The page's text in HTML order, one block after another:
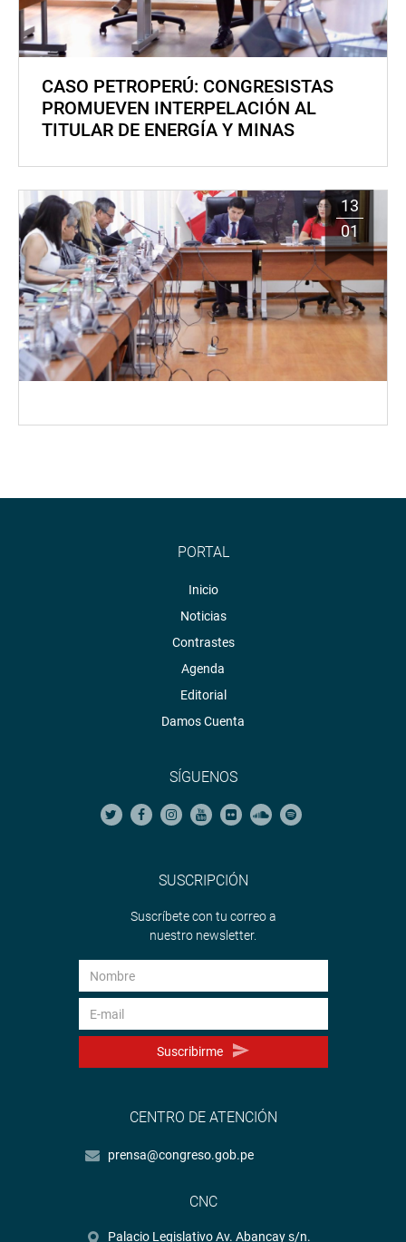
CASO PETROPERÚ: CONGRESISTAS
PROMUEVEN INTERPELACIÓN AL
TITULAR DE ENERGÍA Y MINAS
13
01
PORTAL
Inicio
Noticias
Contrastes
Agenda
Editorial
Damos Cuenta
SÍGUENOS
SUSCRIPCIÓN
Suscríbete con tu correo a
nuestro newsletter.
Suscribirme
CENTRO DE ATENCIÓN
prensa@congreso.gob.pe
CNC
Palacio Legislativo Av. Abancay s/n.